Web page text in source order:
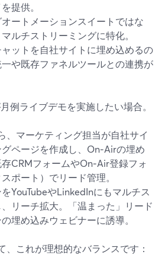
提供。
ートメーションスイートではな
ルチストリーミングに特化。
ットを自社サイトに埋め込めるの
や既存ファネルツールとの連携が
例ライブデモを実施したい場合。
、マーケティング担当が自社サイ
グページを作成し、On‑Airの埋め
CRMフォームやOn‑Air登録フォ
ポート）でリード管理。
YouTubeやLinkedInにもマルチス
、リーチ拡大。「温まった」リード
埋め込みウェビナーに誘導。
、これが理想的なバランスです：